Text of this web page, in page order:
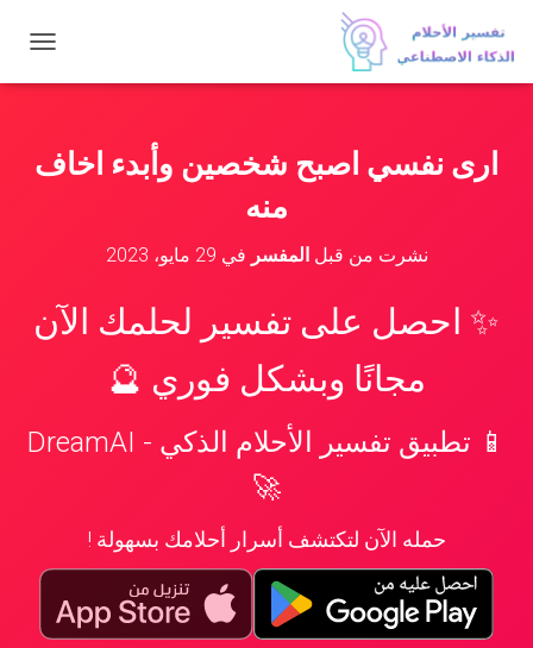
ب
ا
ارى نفسي اصبح شخصين وأبدء اخاف
منه
نشرت من قبلالمفسر في 29 مايو، 2023
✨ احصل على تفسير لحلمك الآن
مجانًا وبشكل فوري 🔮
📱 تطبيق تفسير الأحلام الذكي - DreamAI
🚀
حمله الآن لتكتشف أسرار أحلامك بسهولة !